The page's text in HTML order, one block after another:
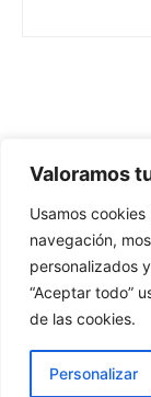
Valoramos
Usamos
navegación,
personalizados
“Aceptar todo”
de las cookies.
Personalizar
Redes Cristianas
Una mirada
- Colectivos de